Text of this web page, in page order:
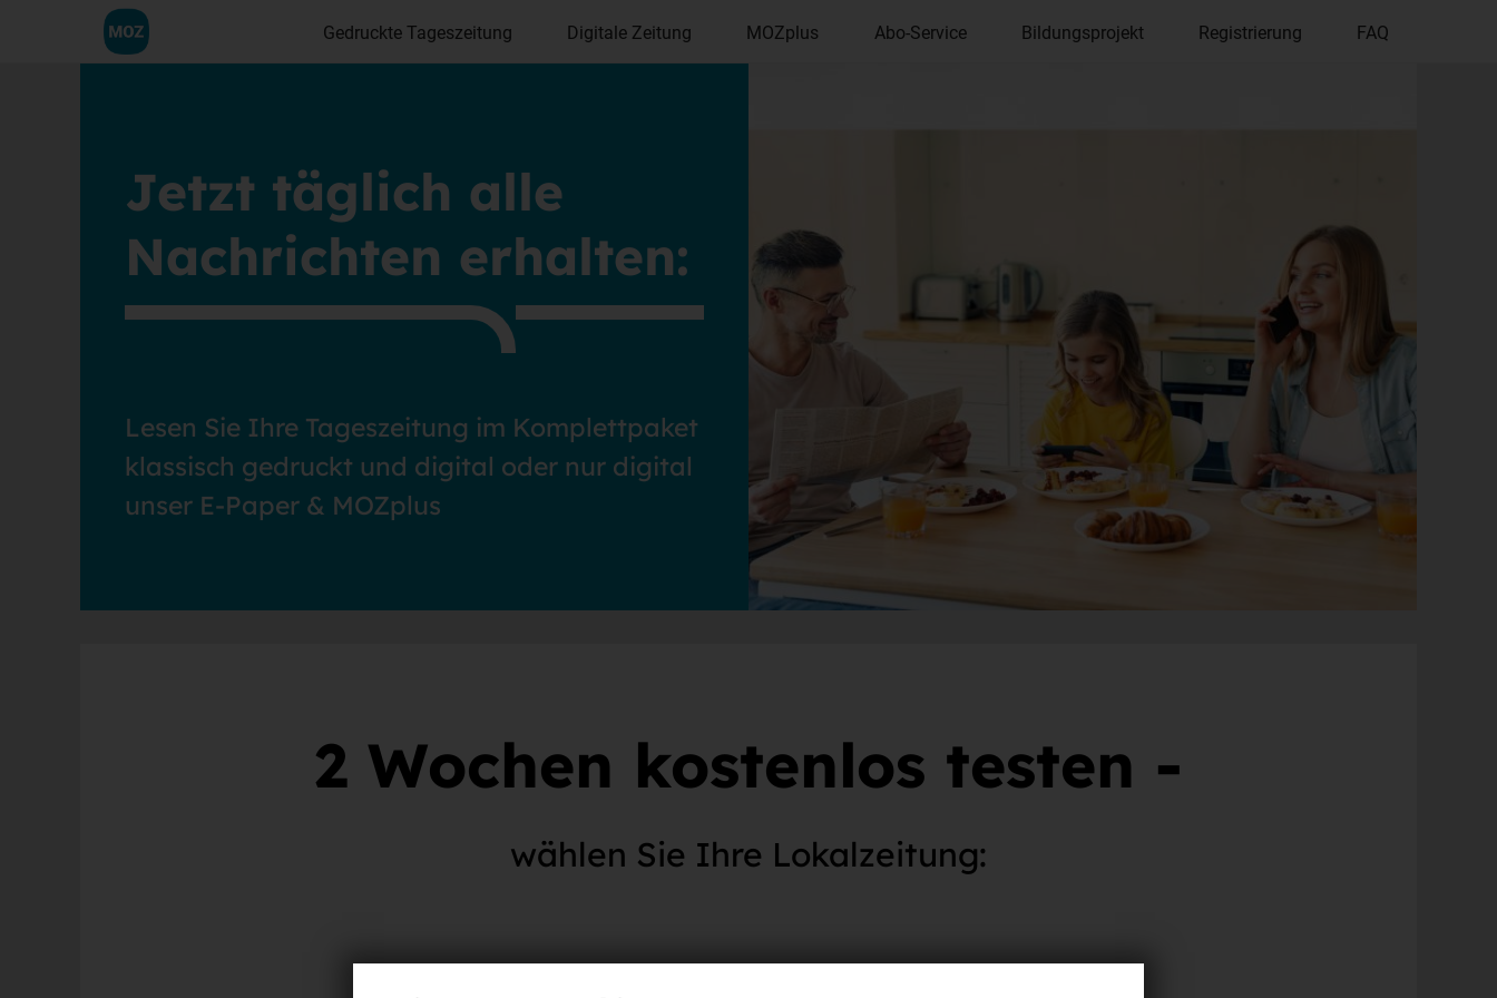
Gedruckte Tageszeitung Digitale Zeitung MOZplus Abo-Service Bildungsprojekt Registrierung FAQ
Jetzt täglich alle
Nachrichten erhalten:
Lesen Sie Ihre Tageszeitung im Komplettpaket
klassisch gedruckt und digital oder nur digital
unser E-Paper & MOZplus
2 Wochen kostenlos testen -
wählen Sie Ihre Lokalzeitung: